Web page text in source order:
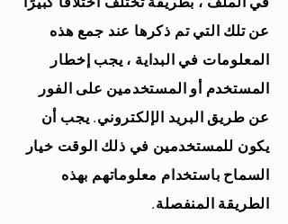
عن تلك التي تم ذكرها عند جمع هذه
المعلومات في البداية ، يجب إخطار
المستخدم أو المستخدمين على الفور
عن طريق البريد الإلكتروني. يجب أن
يكون للمستخدمين في ذلك الوقت خيار
السماح باستخدام معلوماتهم بهذه
الطريقة المنفصلة.